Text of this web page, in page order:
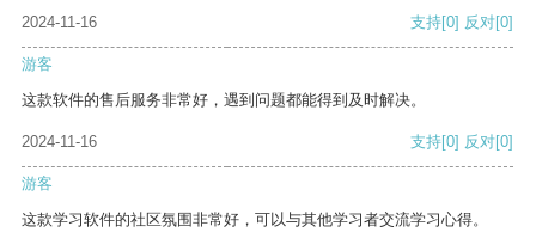
2024-11-16 支持[0] 反对[0]
游客
这款软件的售后服务非常好，遇到问题都能得到及时解决。
2024-11-16 支持[0] 反对[0]
游客
这款学习软件的社区氛围非常好，可以与其他学习者交流学习心得。